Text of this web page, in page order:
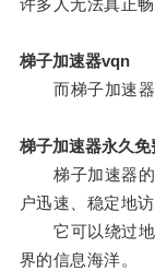
许多人无法真正畅
梯子加速器vqn
而梯子加速器
梯子加速器永久免
梯子加速器的
户迅速、稳定地访
它可以绕过地
界的信息海洋。